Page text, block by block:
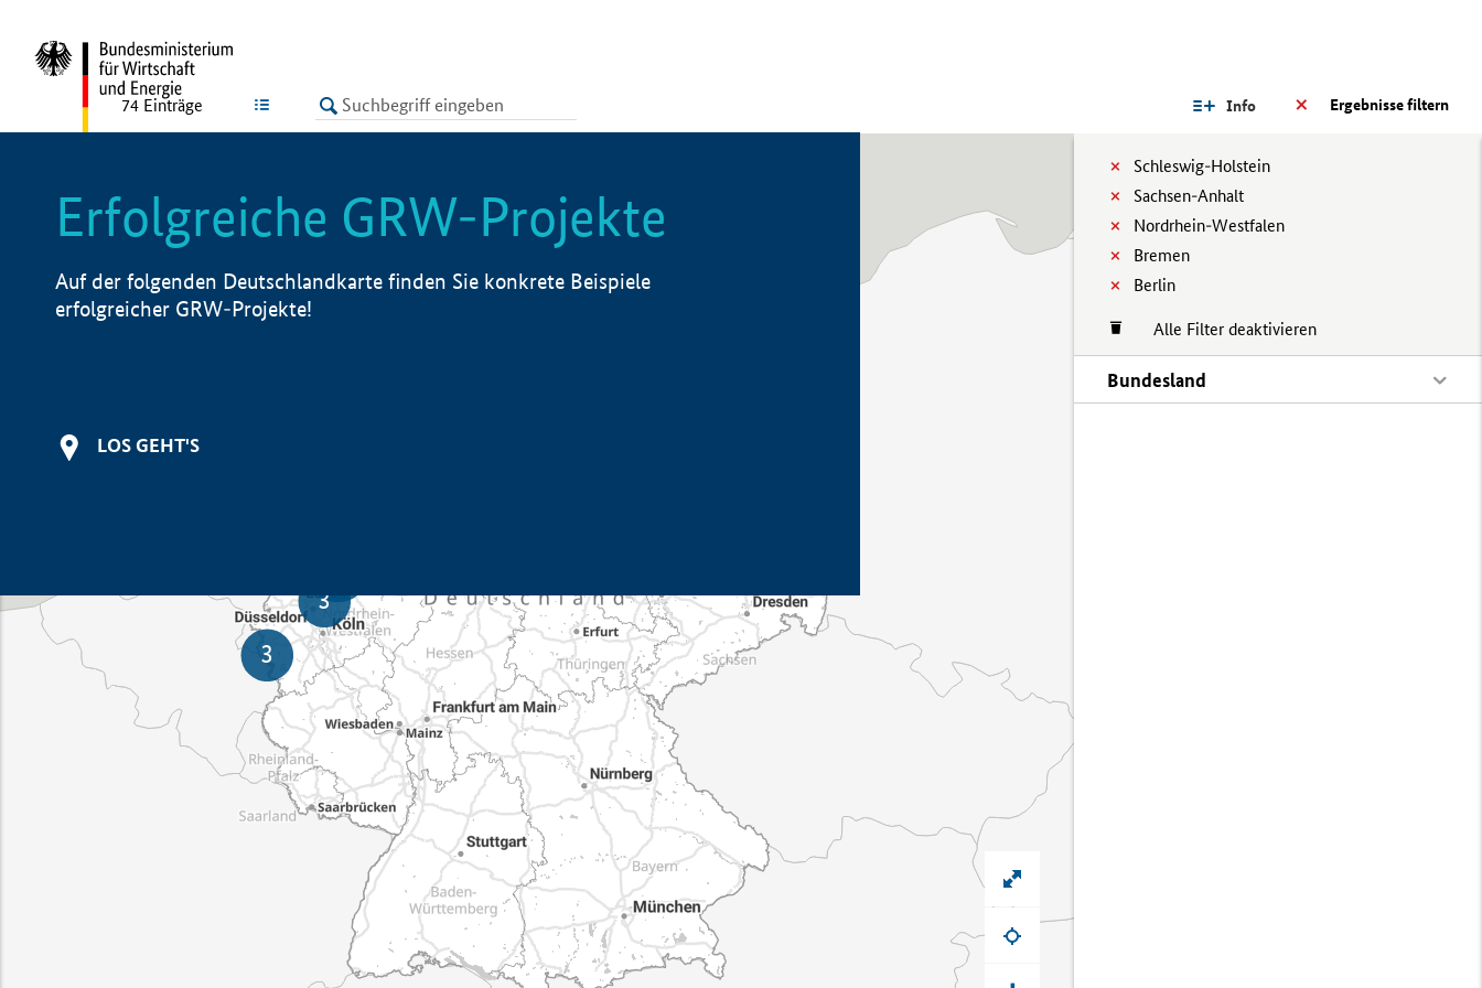
LISTE Ergebnisse filtern
Info
Schleswig-Holstein
Sachsen-Anhalt
Nordrhein-Westfalen
Bremen
Berlin
Alle Filter deaktivieren
Bundesland
74 Einträge
Erfolgreiche GRW-Projekte
Auf der folgenden Deutschlandkarte finden Sie konkrete Beispiele
erfolgreicher GRW-Projekte!
LOS GEHT'S